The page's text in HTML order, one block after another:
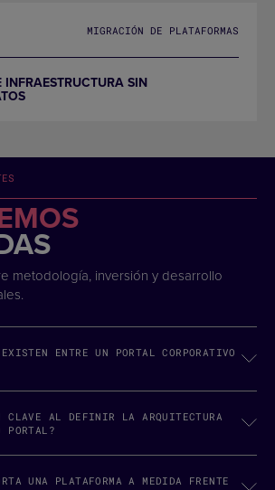
MIGRACIÓN DE PLATAFORMAS
SIN
metodología, inversión y desarrollo
ENTRE UN PORTAL CORPORATIVO
CLAVE AL DEFINIR LA ARQUITECTURA
PORTAL?
UNA PLATAFORMA A MEDIDA FRENTE